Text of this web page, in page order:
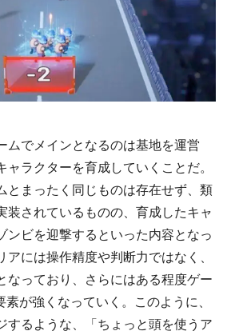
でメインとなるのは基地を運営
ャラクターを育成していくことだ。
とまったく同じものは存在せず、類
装されているものの、育成したキャ
ンビを迎撃するといった内容となっ
には操作精度や判断力ではなく、
なっており、さらにはある程度ゲー
が強くなっていく。このように、
するような、「ちょっと頭を使うア